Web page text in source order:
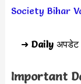
Society Bihar
➜ Daily
Important